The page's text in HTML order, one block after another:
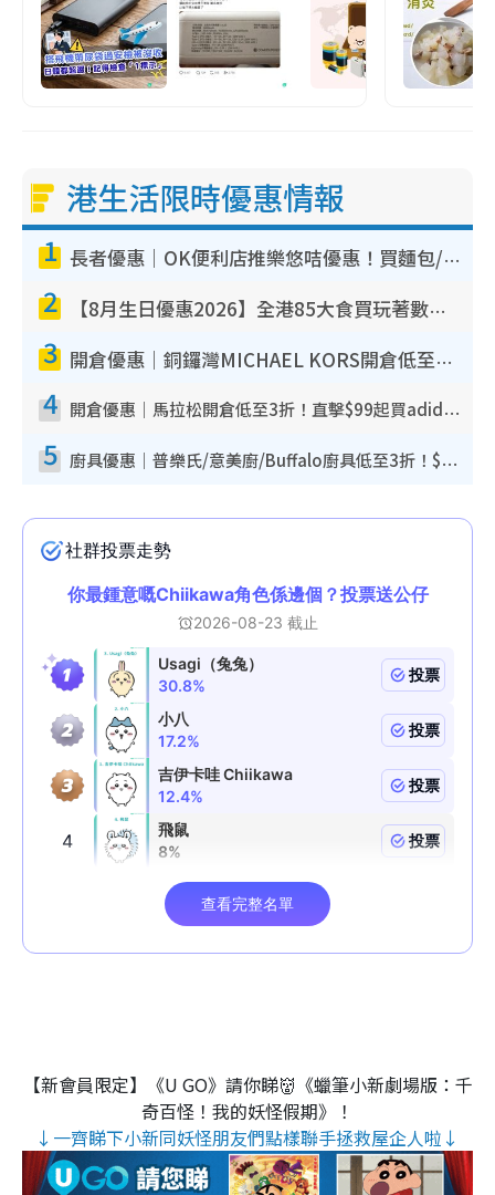
港生活限時優惠情報
1 長者優惠｜OK便利店推樂悠咭優惠！買麵包/牛奶/保健品拍卡即減
2 【8月生日優惠2026】全港85大食買玩著數攻略 自助餐/火鍋放題同行免費＋誠品/DONKI送現金券
3 開倉優惠｜銅鑼灣MICHAEL KORS開倉低至17折！直擊$500起買手袋/銀包/鞋款 必買經典Jet Set系列
4 開倉優惠｜馬拉松開倉低至3折！直擊$99起買adidas／New Balance／Puma鞋款 STANLEY保溫杯劈價至$119起
5 廚具優惠｜普樂氏/意美廚/Buffalo廚具低至3折！$89起買煎鍋／炒鑊／個人鍋 同場小家電激減至$99起
【新會員限定】《U GO》請你睇👹《蠟筆小新劇場版：千
奇百怪！我的妖怪假期》！
↓一齊睇下小新同妖怪朋友們點樣聯手拯救屋企人啦↓